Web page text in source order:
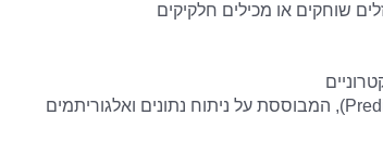
שוחקים או מכילים חלקיקים
(Predictive Maintenance), המבוססת על ניתוח נתונים ואלגוריתמים